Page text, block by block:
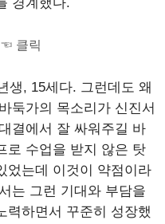
경계했다.
☜ 클릭
생, 15세다. 그런데도 왜
둑가의 목소리가 신진서
결에서 잘 싸워주길 바
로 수업을 받지 않은 탓
었는데 이것이 약점이라
는 그런 기대와 부담을
력하면서 꾸준히 성장했